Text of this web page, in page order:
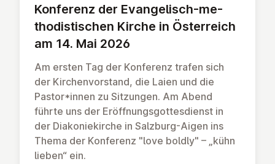
Konferenz der Evan­ge­lisch-me­
tho­dis­ti­schen Kirche in Ös­ter­reich
am 14. Mai 2026
Am ersten Tag der Konferenz trafen sich
der Kirchenvorstand, die Laien und die
Pastor*innen zu Sitzungen. Am Abend
führte uns der Eröffnungsgottesdienst in
der Diakoniekirche in Salzburg-Aigen ins
Thema der Konferenz "love boldly" – „kühn
lieben“ ein.